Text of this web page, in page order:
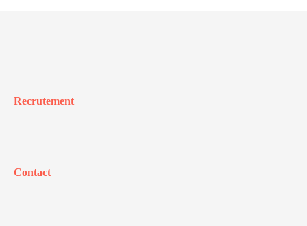
Recrutement
Contact